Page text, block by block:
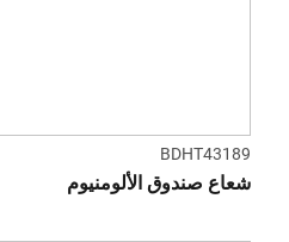
BDHT43189
شعاع صندوق الألومنيوم